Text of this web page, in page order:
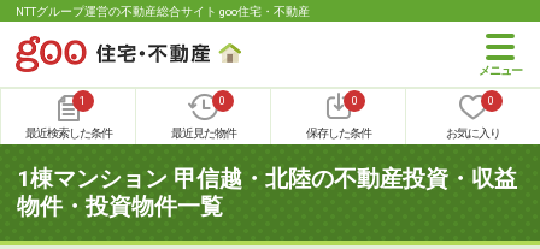
NTTグループ運営の不動産総合サイト goo住宅・不動産
1
最近検索した条件
0
最近見た物件
0
保存した条件
0
お気に入り
1棟マンション 甲信越・北陸の不動産投資・収益
物件・投資物件一覧